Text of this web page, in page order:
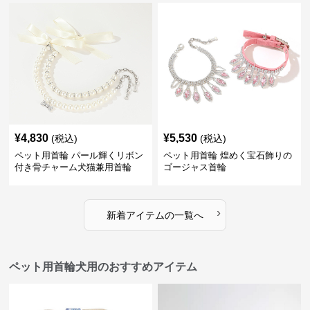
¥4,830 (税込)
ペット用首輪 パール輝くリボン
付き骨チャーム犬猫兼用首輪
¥5,530 (税込)
ペット用首輪 煌めく宝石飾りの
ゴージャス首輪
新着アイテムの一覧へ ›
ペット用首輪犬用のおすすめアイテム